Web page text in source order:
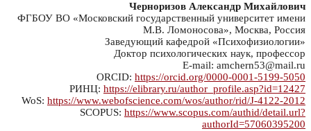
Черноризов Александр Михайлович
ФГБОУ ВО «Московский государственный университет имени
М.В. Ломоносова», Москва, Россия
Заведующий кафедрой «Психофизиологии»
Доктор психологических наук, профессор
E-mail: amchern53@mail.ru
ORCID: https://orcid.org/0000-0001-5199-5050
РИНЦ: https://elibrary.ru/author_profile.asp?id=12427
WoS: https://www.webofscience.com/wos/author/rid/J-4122-2012
SCOPUS: https://www.scopus.com/authid/detail.url?
authorId=57060395200